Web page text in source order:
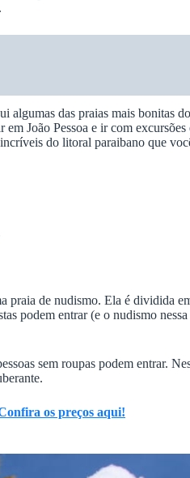
algumas das praias mais bonitas do
João Pessoa e ir com excursões
do litoral paraibano que
praia de nudismo. Ela é dividida
podem entrar (e o nudismo nessa
sem roupas podem entrar.
os preços aqui!